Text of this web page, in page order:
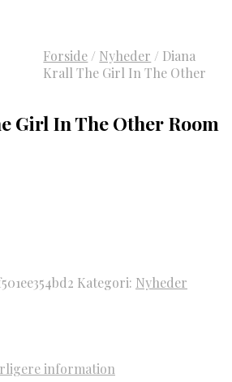
Forside / Nyheder / Diana
Krall The Girl In The Other
Girl In The Other Room
Kategori: Nyheder
information